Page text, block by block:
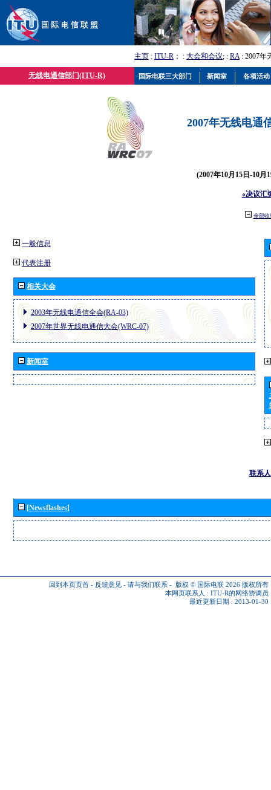
主页 : ITU-R ； : 大会和会议; : RA: 2007年
无线电通信部门(ITU-R)
2007年无线电通
(2007年10月15日-10月
«决议汇
全部收
一般信息
代表注册
相关大会
2003年无线电通信全会(RA-03)
2007年世界无线电通信大会(WRC-07)
新闻室
联系人
[Newsflashes]
回到本页页首 - 反馈意见 - 请与我们联系 - 版权 © 国际电联 2026 版权所有
本网页联系人 : ITU-R的网络协调员
最近更新日期 : 2013-01-30
国际电联三大部门 新闻室 各项活动